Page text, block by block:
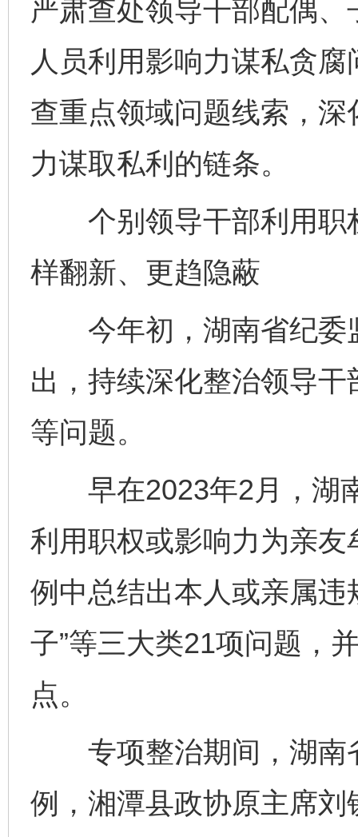
严肃查处领导干部配偶
人员利用影响力谋私贪
查重点领域问题线索，
力谋取私利的链条。
个别领导干部利用职
样翻新、更趋隐蔽
今年初，湖南省纪委
出，持续深化整治领导
等问题。
早在2023年2月，湖
利用职权或影响力为亲
例中总结出本人或亲属违
子”等三大类21项问题，
点。
专项整治期间，湖南
例，湘潭县政协原主席